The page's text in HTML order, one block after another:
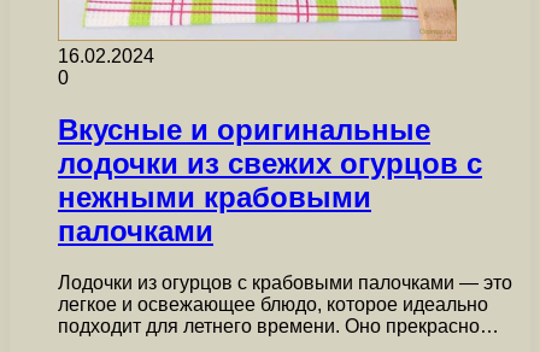
16.02.2024
0
Вкусные и оригинальные
лодочки из свежих огурцов с
нежными крабовыми
палочками
Лодочки из огурцов с крабовыми палочками — это
легкое и освежающее блюдо, которое идеально
подходит для летнего времени. Оно прекрасно…